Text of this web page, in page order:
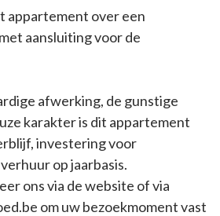
appartement over een
aansluiting voor de
afwerking, de gunstige
karakter is dit appartement
investering voor
op jaarbasis.
ons via de website of via
om uw bezoekmoment vast